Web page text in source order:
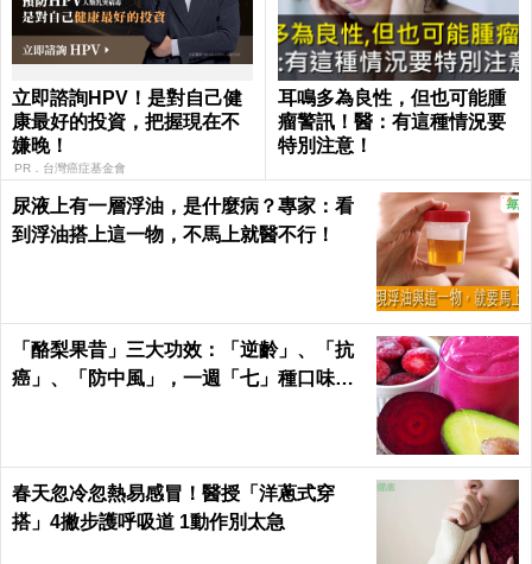
立即諮詢HPV！是對自己健
康最好的投資，把握現在不
嫌晚！
PR．台灣癌症基金會
耳鳴多為良性，但也可能腫
瘤警訊！醫：有這種情況要
特別注意！
尿液上有一層浮油，是什麼病？專家：看
到浮油搭上這一物，不馬上就醫不行！
「酪梨果昔」三大功效：「逆齡」、「抗
癌」、「防中風」，一週「七」種口味，
春天忽冷忽熱易感冒！醫授「洋蔥式穿
搭」4撇步護呼吸道 1動作別太急